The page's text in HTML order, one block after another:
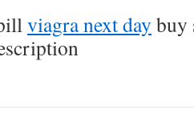
viagra next day buy